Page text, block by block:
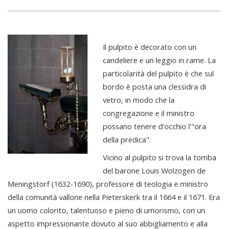
Il pulpito è decorato con un
candeliere e un leggio in rame. La
particolarità del pulpito è che sul
bordo è posta una clessidra di
vetro, in modo che la
congregazione e il ministro
possano tenere d'occhio l'"ora
della predica".
Vicino al pulpito si trova la tomba
del barone Louis Wolzogen de
Meningstorf (1632-1690), professore di teologia e ministro
della comunità vallone nella Pieterskerk tra il 1664 e il 1671. Era
un uomo colorito, talentuoso e pieno di umorismo, con un
aspetto impressionante dovuto al suo abbigliamento e alla